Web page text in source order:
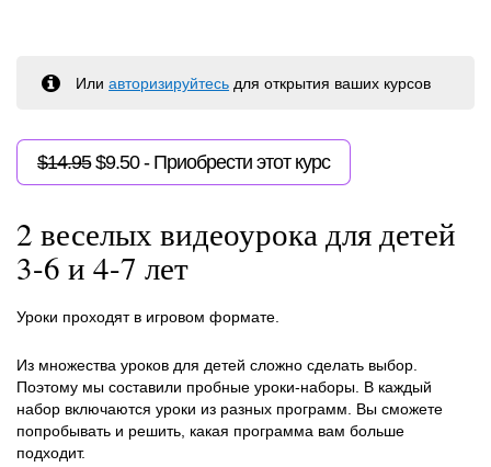
Илиавторизируйтесь для открытия ваших курсов
$14.95 Первоначальная
составляла
$14.95.
$9.50Текущая
$9.50.
- Приобрести этот курс
2 веселых видеоурока для детей
3-6 и 4-7 лет
Уроки проходят в игровом формате.
Из множества уроков для детей сложно сделать выбор.
Поэтому мы составили пробные уроки-наборы. В каждый
набор включаются уроки из разных программ. Вы сможете
попробывать и решить, какая программа вам больше
подходит.